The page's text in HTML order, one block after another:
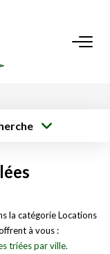
Créer une
la catégorie Locations
à vous :
triées par ville.